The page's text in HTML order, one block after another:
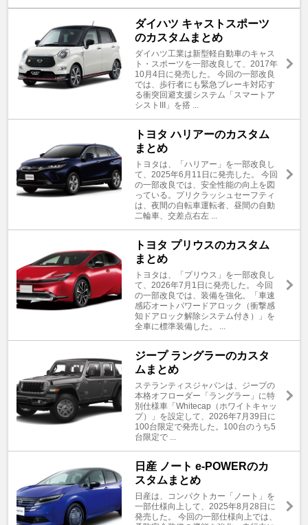
ダイハツ キャストスポーツ
のカスタムまとめ
ダイハツ工業は新型軽自動車のキャス
ト・スポーツを一部改良して、2017年
10月4日に発売した。 今回の一部改良
では、歩行者にも緊急ブレーキ対応す
る衝突回避支援システム「スマートア
シストIII」を搭 ...
トヨタ ハリアーのカスタム
まとめ
トヨタは、「ハリアー」を一部改良し
て、2025年6月11日に発売した。 今回
の一部改良では、安全性能の向上を図
っている。プリクラッシュセーフティ
は、夜間の自転車運転者、昼間の自動
二輪車、交差点右左 ...
トヨタ プリウスのカスタム
まとめ
トヨタは、「プリウス」を一部改良し
て、2026年7月1日に発売した。 今回
の一部改良では、装備を強化。「車速
感応オートパワードアロック（衝撃感
知ドアロック解除システム付き）」を
全車に標準装備した。 ...
ジープ ラングラーのカスタ
ムまとめ
ステランティスジャパンは、ジープの
本格オフローダー「ラングラー」に特
別仕様車「Whitecap（ホワイトキャッ
プ）」を設定して、2026年7月39日に
100台限定で発売した。100台のうち5
台限定で ...
日産 ノート e-POWERのカ
スタムまとめ
日産は、コンパクトカー「ノート」を
一部仕様向上して、2025年8月28日に
発売した。 今回の一部仕様向上では、